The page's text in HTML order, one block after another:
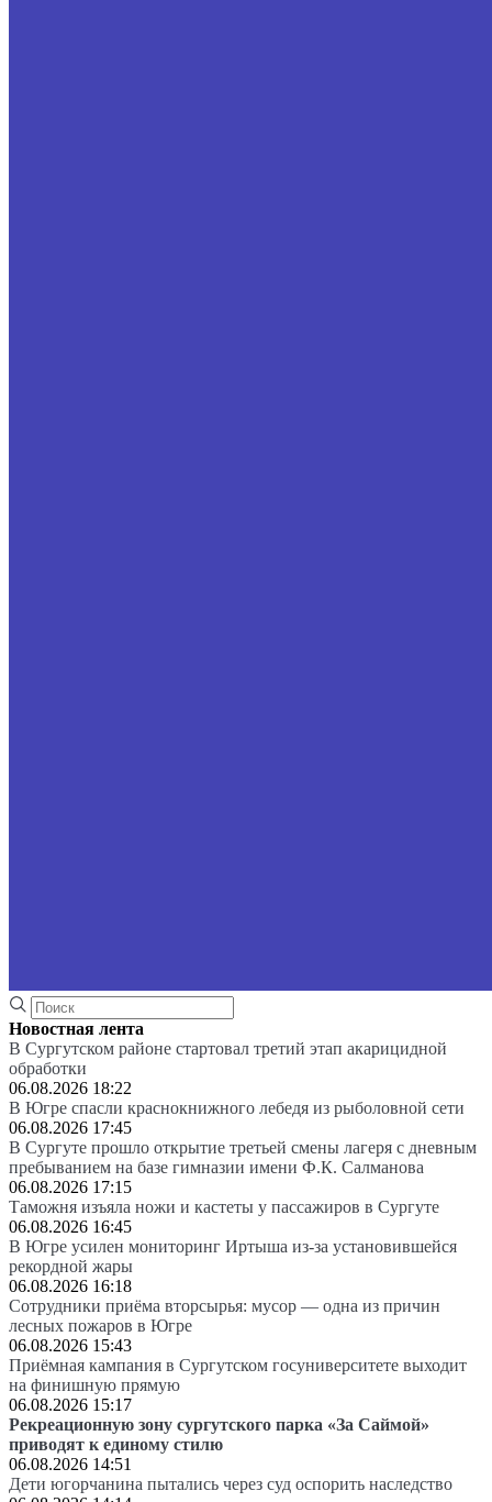
Новостная лента
В Сургутском районе стартовал третий этап акарицидной
обработки
06.08.2026 18:22
В Югре спасли краснокнижного лебедя из рыболовной сети
06.08.2026 17:45
В Сургуте прошло открытие третьей смены лагеря с дневным
пребыванием на базе гимназии имени Ф.К. Салманова
06.08.2026 17:15
Таможня изъяла ножи и кастеты у пассажиров в Сургуте
06.08.2026 16:45
В Югре усилен мониторинг Иртыша из-за установившейся
рекордной жары
06.08.2026 16:18
Сотрудники приёма вторсырья: мусор — одна из причин
лесных пожаров в Югре
06.08.2026 15:43
Приёмная кампания в Сургутском госуниверситете выходит
на финишную прямую
06.08.2026 15:17
Рекреационную зону сургутского парка «За Саймой»
приводят к единому стилю
06.08.2026 14:51
Дети югорчанина пытались через суд оспорить наследство